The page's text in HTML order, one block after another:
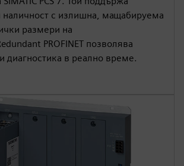
наличност с излишна, мащабируема
размери на
PROFINET позволява
диагностика в реално време.